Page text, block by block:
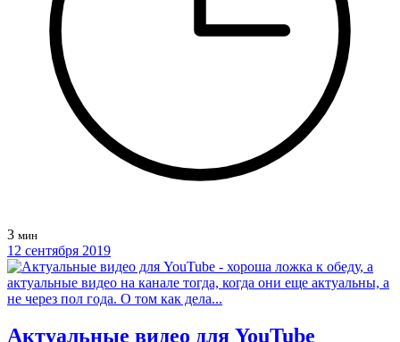
3 мин
12 сентября 2019
Актуальные видео для YouTube